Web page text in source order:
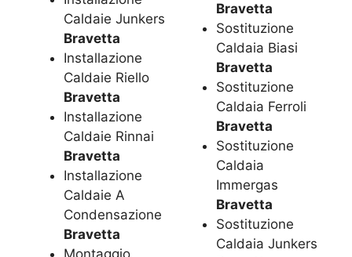
Caldaie Junkers
Bravetta
Installazione
Caldaie Riello
Bravetta
Installazione
Caldaie Rinnai
Bravetta
Installazione
Caldaie A
Condensazione
Bravetta
Montaggio
Bravetta
Sostituzione
Caldaia Biasi
Bravetta
Sostituzione
Caldaia Ferroli
Bravetta
Sostituzione
Caldaia
Immergas
Bravetta
Sostituzione
Caldaia Junkers